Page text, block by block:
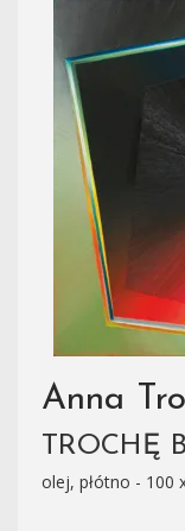
Anna
TROCHĘ
olej, płótno - 100